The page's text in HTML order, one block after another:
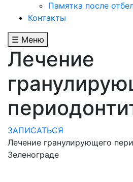
Памятка после
Контакты
☰ Меню
Лечение
ЗАПИСАТЬСЯ
Лечение гранулирующего
Зеленограде